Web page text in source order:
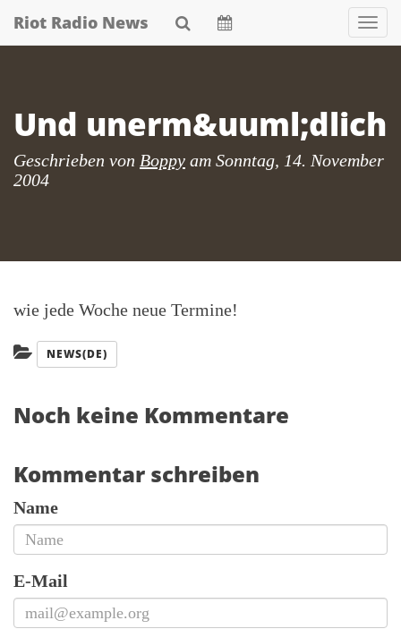
SkipRiot Radio News
Und unerm&uuml;dlich
Geschrieben von Boppy am Sonntag, 14. November
2004
wie jede Woche neue Termine!
Kategorien:
NEWS(DE)
Noch keine Kommentare
Kommentar schreiben
Name
E-Mail